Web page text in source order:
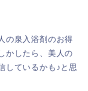
の泉入浴剤のお得
かしたら、美人の
しているかも♪と思